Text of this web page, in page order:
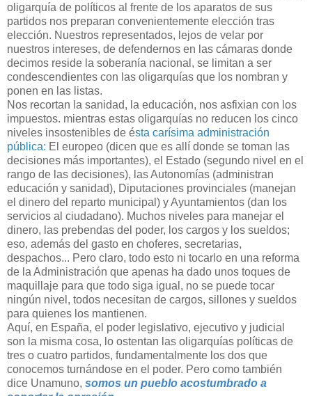
oligarquía de políticos al frente de los aparatos de sus
partidos nos preparan convenientemente elección tras
elección. Nuestros representados, lejos de velar por
nuestros intereses, de defendernos en las cámaras donde
decimos reside la soberanía nacional, se limitan a ser
condescendientes con las oligarquías que los nombran y
ponen en las listas.
Nos recortan la sanidad, la educación, nos asfixian con los
impuestos. mientras estas oligarquías no reducen los cinco
niveles insostenibles de ésta carísima administración
pública: El europeo (dicen que es allí donde se toman las
decisiones más importantes), el Estado (segundo nivel en el
rango de las decisiones), las Autonomías (administran
educación y sanidad), Diputaciones provinciales (manejan
el dinero del reparto municipal) y Ayuntamientos (dan los
servicios al ciudadano). Muchos niveles para manejar el
dinero, las prebendas del poder, los cargos y los sueldos;
eso, además del gasto en choferes, secretarias,
despachos... Pero claro, todo esto ni tocarlo en una reforma
de la Administración que apenas ha dado unos toques de
maquillaje para que todo siga igual, no se puede tocar
ningún nivel, todos necesitan de cargos, sillones y sueldos
para quienes los mantienen.
Aquí, en España, el poder legislativo, ejecutivo y judicial
son la misma cosa, lo ostentan las oligarquías políticas de
tres o cuatro partidos, fundamentalmente los dos que
conocemos turnándose en el poder. Pero como también
dice Unamuno, somos un pueblo acostumbrado a